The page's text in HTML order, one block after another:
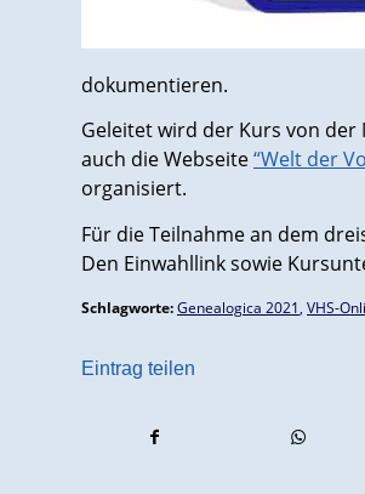
dokumentieren.
Geleitet wird der Kurs von
auch die Webseite“Welt der
organisiert.
Für die Teilnahme an dem
Den Einwahllink sowie
Schlagworte:Genealogica 2021 VHS-
Eintrag teilen